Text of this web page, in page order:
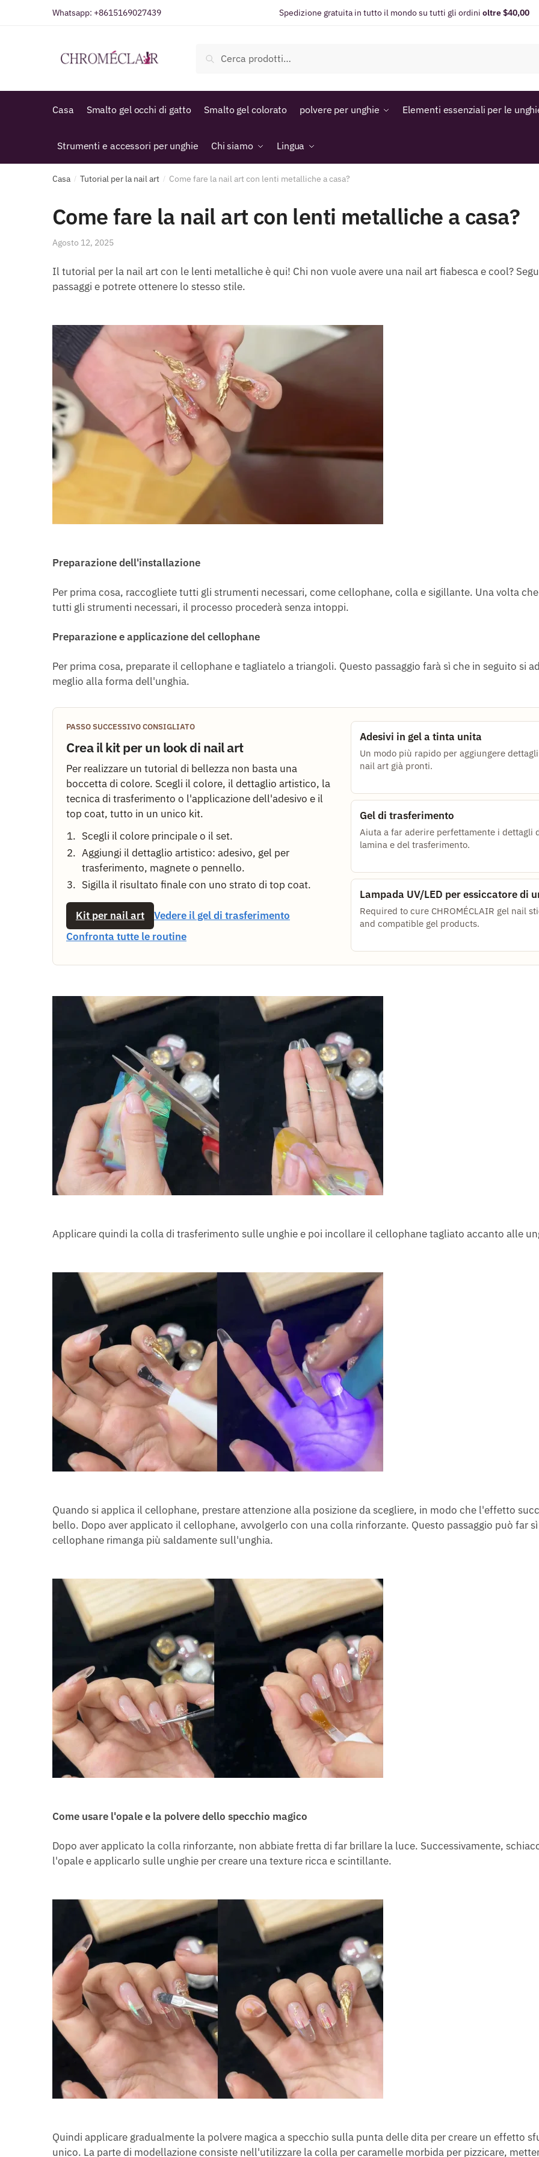
Whatsapp: +8615169027439 Spedizione gratuita in tutto il mondo su tutti gli ordini oltre $40,00
Cerca
Casa Smalto gel occhi di gatto Smalto gel colorato polvere per unghie Elementi essenziali per le
Strumenti e accessori per unghie Chi siamo Lingua
Casa / Tutorial per la nail art / Come fare la nail art con lenti metalliche a casa?
Come fare la nail art con lenti metalliche a casa?
Agosto 12, 2025
Il tutorial per la nail art con le lenti metalliche è qui! Chi non vuole avere una nail art fiabesca e cool?
passaggi e potrete ottenere lo stesso stile.
Preparazione dell'installazione
Per prima cosa, raccogliete tutti gli strumenti necessari, come cellophane, colla e sigillante. Una volta
tutti gli strumenti necessari, il processo procederà senza intoppi.
Preparazione e applicazione del cellophane
Per prima cosa, preparate il cellophane e tagliatelo a triangoli. Questo passaggio farà sì che in seguito si
meglio alla forma dell'unghia.
PASSO SUCCESSIVO CONSIGLIATO
Crea il kit per un look di nail art
Per realizzare un tutorial di bellezza non basta una
boccetta di colore. Scegli il colore, il dettaglio artistico, la
tecnica di trasferimento o l'applicazione dell'adesivo e il
top coat, tutto in un unico kit.
Scegli il colore principale o il set.
Aggiungi il dettaglio artistico: adesivo, gel per
trasferimento, magnete o pennello.
Sigilla il risultato finale con uno strato di top coat.
Kit per nail art
Vedere il gel di trasferimento
Confronta tutte le routine
Adesivi in gel a tinta unita
Un modo più rapido per aggiungere
nail art già pronti.
Gel di trasferimento
Aiuta a far aderire perfettamente i dettagli
lamina e del trasferimento.
Lampada UV/LED per essiccatore di
Required to cure CHROMÉCLAIR gel nail
and compatible gel products.
Applicare quindi la colla di trasferimento sulle unghie e poi incollare il cellophane tagliato accanto alle
Quando si applica il cellophane, prestare attenzione alla posizione da scegliere, in modo che l'effetto
bello. Dopo aver applicato il cellophane, avvolgerlo con una colla rinforzante. Questo passaggio può far
cellophane rimanga più saldamente sull'unghia.
Come usare l'opale e la polvere dello specchio magico
Dopo aver applicato la colla rinforzante, non abbiate fretta di far brillare la luce. Successivamente,
l'opale e applicarlo sulle unghie per creare una texture ricca e scintillante.
Quindi applicare gradualmente la polvere magica a specchio sulla punta delle dita per creare un effetto
unico. La parte di modellazione consiste nell'utilizzare la colla per caramelle morbida per pizzicare,